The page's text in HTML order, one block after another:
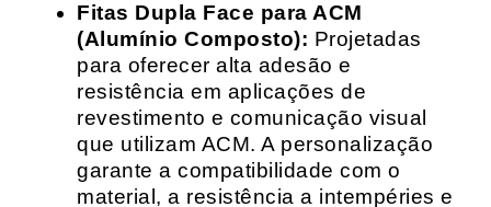
Fitas Dupla Face para ACM
(Alumínio Composto): Projetadas
para oferecer alta adesão e
resistência em aplicações de
revestimento e comunicação visual
que utilizam ACM. A personalização
garante a compatibilidade com o
material, a resistência a intempéries e